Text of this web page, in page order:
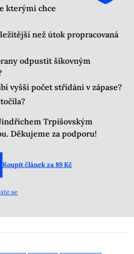
kterými chce
než útok propracovaná
odpustit šikovným
vyšší počet střídání v zápase?
Trpišovským
Děkujeme za podporu!
Koupit článek za 89 Kč
se